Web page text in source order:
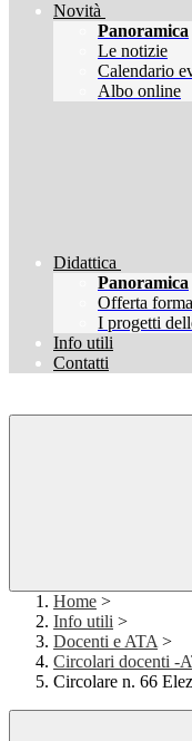
Novità
Panoramica
Le notizie
Calendario
Albo online
Didattica
Panoramica
Offerta
I progetti
Info utili
Contatti
Home >
Info utili >
Docenti e ATA >
Circolari docenti -
Circolare n. 66